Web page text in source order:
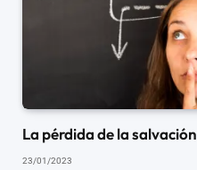
La pérdida de la salvación
23/01/2023